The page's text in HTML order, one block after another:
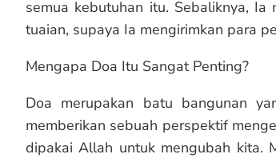
semua kebutuhan itu. Sebaliknya,
tuaian, supaya Ia mengirimkan para
Mengapa Doa Itu Sangat Penting?
Doa merupakan batu bangunan
memberikan sebuah perspektif
dipakai Allah untuk mengubah kita.